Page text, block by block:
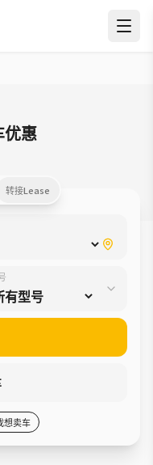
优惠
转接Lease
想卖车